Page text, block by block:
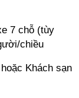
7 chỗ (tùy
chiều
Khách sạn